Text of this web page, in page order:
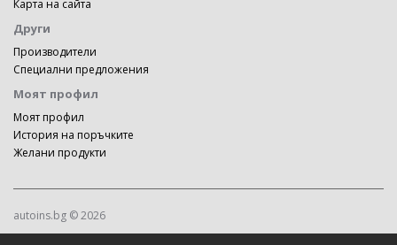
Карта на сайта
Други
Производители
Специални предложения
Моят профил
Моят профил
История на поръчките
Желани продукти
autoins.bg © 2026